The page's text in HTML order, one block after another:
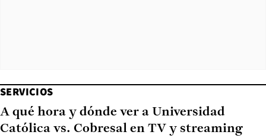
SERVICIOS
A qué hora y dónde ver a Universidad
Católica vs. Cobresal en TV y streaming